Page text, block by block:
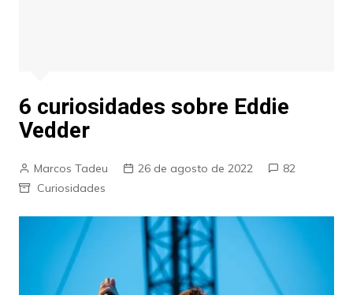
6 curiosidades sobre Eddie
Vedder
Marcos Tadeu 26 de agosto de 2022
82
Curiosidades